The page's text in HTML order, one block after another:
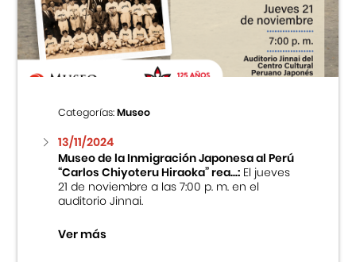
Centro Cultural Peruano Japonés
Cursos
Museo de la Inmigración Japonesa
Fondo Editorial
Teatro Peruano Japonés
Categorías:Museo
13/11/2024
Museo de la Inmigración Japonesa al Perú
“Carlos Chiyoteru Hiraoka” rea...:El jueves
21 de noviembre a las 7:00 p. m. en el
auditorio Jinnai.
Ver más